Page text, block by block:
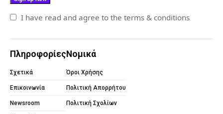
I have read and agree to the terms & conditions
Πληροφορίες
Σχετικά
Επικοινωνία
Newsroom
Νομικά
Όροι Χρήσης
Πολιτική Απορρήτου
Πολιτική Σχολίων